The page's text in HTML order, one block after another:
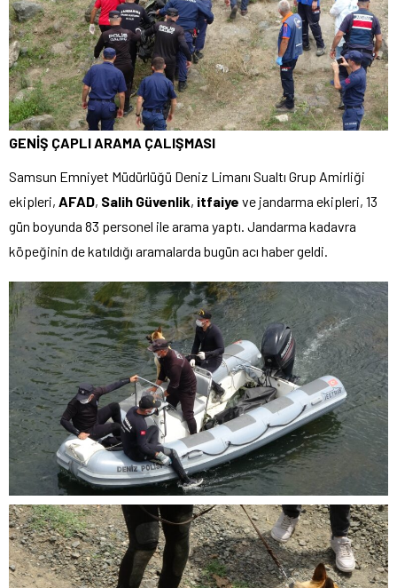
GENİŞ ÇAPLI ARAMA ÇALIŞMASI
Samsun Emniyet Müdürlüğü Deniz Limanı Sualtı Grup Amirliği
ekipleri, AFAD, Salih Güvenlik, itfaiye ve jandarma ekipleri, 13
gün boyunda 83 personel ile arama yaptı. Jandarma kadavra
köpeğinin de katıldığı aramalarda bugün acı haber geldi.